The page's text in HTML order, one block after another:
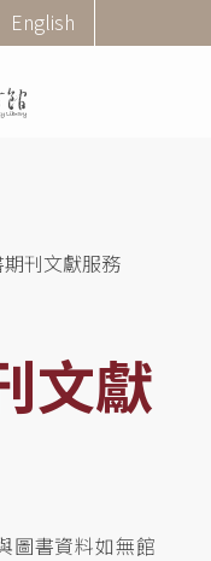
English
刊文獻服務
文獻
圖書資料如無館